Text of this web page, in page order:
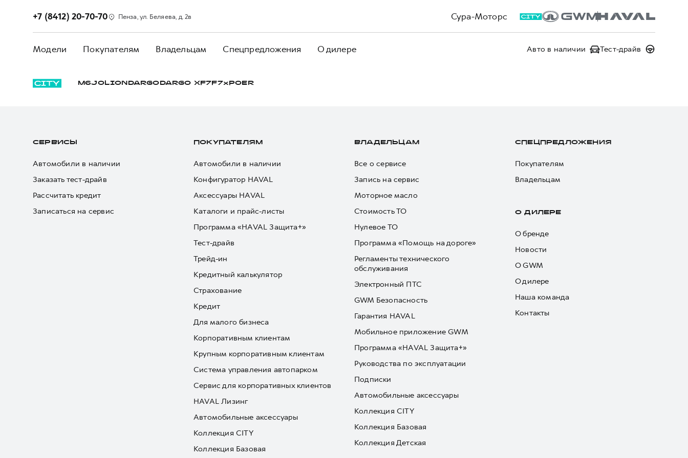
Сура-Моторс
+7 (8412) 20-70-70 Пенза, ул. Беляева, д. 2в
Модели Покупателям Владельцам Спецпредложения О дилере Авто в наличии Тест-драйв
M6JOLION DARGO DARGO Х F7 F7x POER
СЕРВИСЫ
Автомобили в наличии
Заказать тест-драйв
Рассчитать кредит
Записаться на сервис
ПОКУПАТЕЛЯМ
Автомобили в наличии
Конфигуратор HAVAL
Аксессуары HAVAL
Каталоги и прайс-листы
Программа «HAVAL Защита+»
Тест-драйв
Трейд-ин
Кредитный калькулятор
Страхование
Кредит
Для малого бизнеса
Корпоративным клиентам
Крупным корпоративным клиентам
Система управления автопарком
Сервис для корпоративных клиентов
HAVAL Лизинг
Автомобильные аксессуары
Коллекция CITY
Коллекция Базовая
ВЛАДЕЛЬЦАМ
Все о сервисе
Запись на сервис
Моторное масло
Стоимость ТО
Нулевое ТО
Программа «Помощь на дороге»
Регламенты технического
обслуживания
Электронный ПТС
GWM Безопасность
Гарантия HAVAL
Мобильное приложение GWM
Программа «HAVAL Защита+»
Руководства по эксплуатации
Подписки
Автомобильные аксессуары
Коллекция CITY
Коллекция Базовая
Коллекция Детская
СПЕЦПРЕДЛОЖЕНИЯ
Покупателям
Владельцам
О ДИЛЕРЕ
О бренде
Новости
О GWM
О дилере
Наша команда
Контакты